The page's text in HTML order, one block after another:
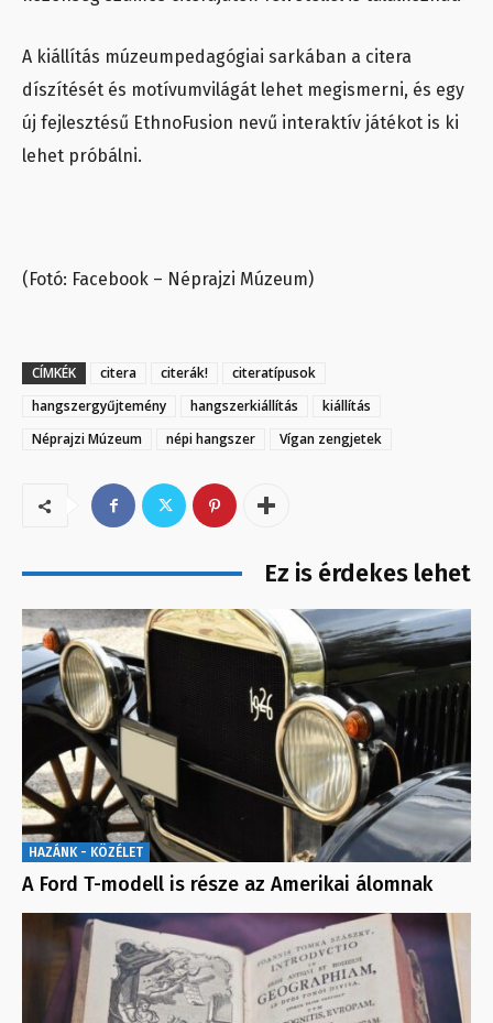
A kiállítás múzeumpedagógiai sarkában a citera
díszítését és motívumvilágát lehet megismerni, és egy
új fejlesztésű EthnoFusion nevű interaktív játékot is ki
lehet próbálni.
(Fotó: Facebook – Néprajzi Múzeum)
CÍMKÉK citera citerák!
citeratípusok
hangszergyűjtemény
hangszerkiállítás
kiállítás
Néprajzi Múzeum
népi hangszer Vígan zengjetek
Ez is érdekes lehet
HAZÁNK - KÖZÉLET
A Ford T-modell is része az Amerikai álomnak